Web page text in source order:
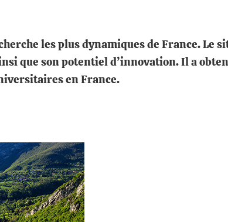
les plus dynamiques de France.
que son potentiel d’innovation. Il a
en France.